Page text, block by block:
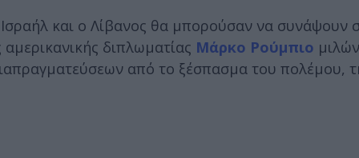
και ο Λίβανος θα μπορούσαν να συνάψουν
διπλωματίας Μάρκο Ρούμπιο
από το ξέσπασμα του πολέμου,